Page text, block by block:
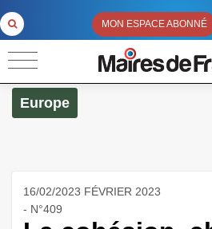
MON ESPACE ABONNÉ
Europe
16/02/2023 FÉVRIER 2023
- N°409